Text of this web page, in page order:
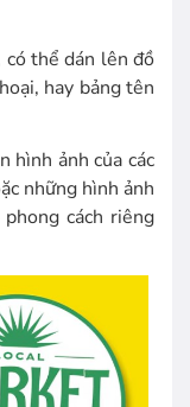
có thể dán lên đồ
hay bảng tên
hình ảnh của các
những hình ảnh
cách riêng